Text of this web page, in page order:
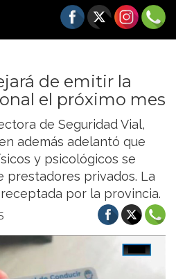
de emitir la
el próximo mes
de Seguridad Vial,
además adelantó que
y psicológicos se
prestadores privados. La
por la provincia.